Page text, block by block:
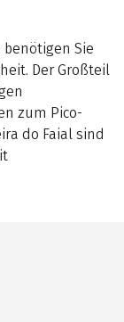
benötigen Sie
Der Großteil
zum Pico-
do Faial sind